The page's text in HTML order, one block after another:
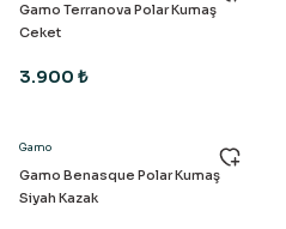
Gamo Terranova Polar Kumaş
Ceket
3.900 ₺
Gamo
Gamo Benasque Polar Kumaş
Siyah Kazak